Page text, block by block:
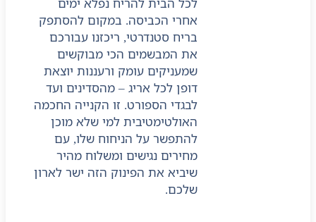
אחרי הכביסה. במקום להסתפק
בריח סטנדרטי, ריכזנו עבורכם
את המבשמים הכי מבוקשים
שמעניקים עומק ורעננות יוצאת
דופן לכל אריג – מהסדינים ועד
לבגדי הספורט. זו הקנייה החכמה
האולטימטיבית למי שלא מוכן
להתפשר על הניחוח שלו, עם
מחירים נגישים ומשלוח מהיר
שיביא את הפינוק הזה ישר לארון
שלכם.